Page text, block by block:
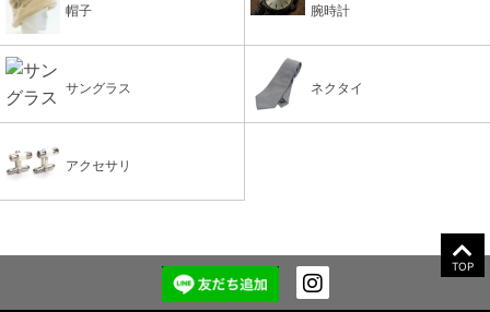
帽子 腕時計
サングラス ネクタイ
アクセサリ
TOP